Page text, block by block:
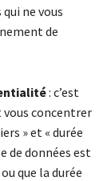
ne vous
de
: c’est
vous concentrer
» et « durée
de données est
que la durée